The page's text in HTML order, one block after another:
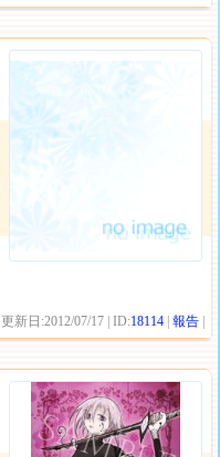
| 更新日:2012/07/17 | ID:18114 |報告